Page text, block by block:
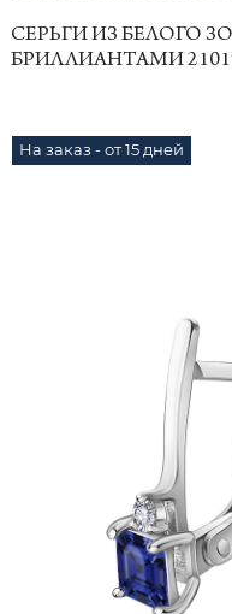
СЕРЬГИ ИЗ БЕЛОГО
БРИЛЛИАНТАМИ
На заказ - от 15 дней